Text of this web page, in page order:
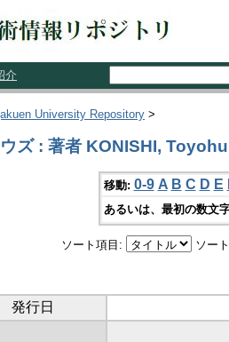
介
University Repository >
ズ : 著者 KONISHI,
移動: 0-9 A B C D E
あるいは、最初の数文
ソート項目: ソー
発行日